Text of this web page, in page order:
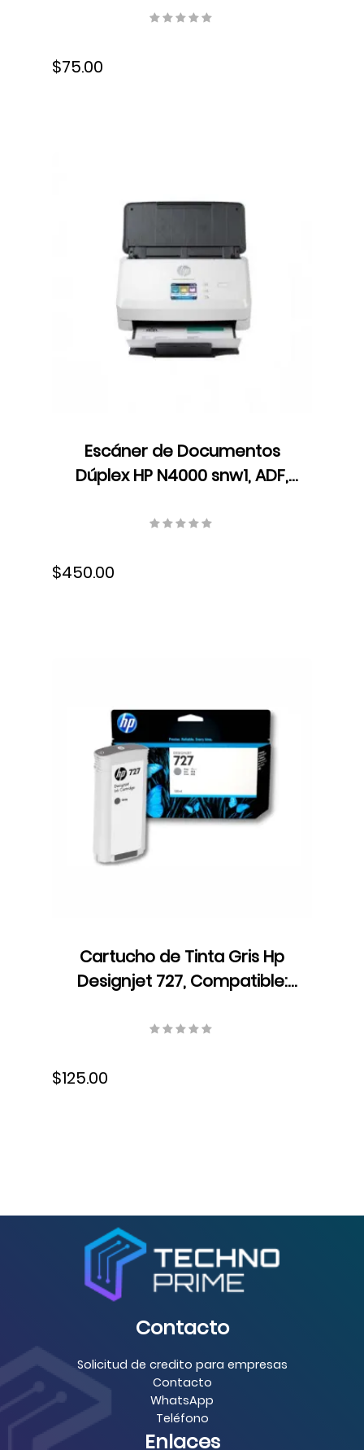
C2P05AL
$75.00
Escáner de Documentos
Dúplex HP N4000 snw1, ADF,
ppm/80 ipm, Resolución 600
$450.00
Cartucho de Tinta Gris Hp
Designjet 727, Compatible:
ml, S-B3P24A
$125.00
Contacto
Solicitud de credito para empresas
Contacto
WhatsApp
Teléfono
Enlaces